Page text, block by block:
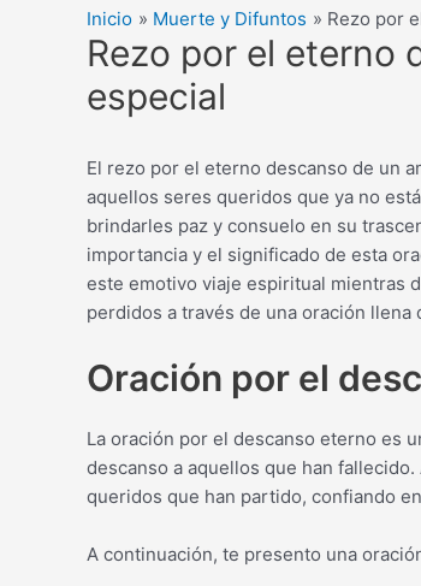
Inicio Muerte y Difuntos Rezo por
Rezo por el eterno
especial
El rezo por el eterno descanso de un
aquellos seres queridos que ya no
brindarles paz y consuelo en su
importancia y el significado de esta
este emotivo viaje espiritual mientras
perdidos a través de una oración llena
Oración por el
La oración por el descanso eterno es
descanso a aquellos que han
queridos que han partido, confiando
A continuación, te presento una